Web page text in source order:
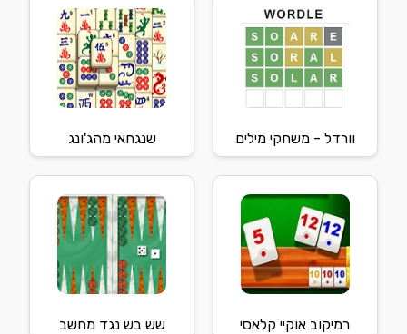
וורדל - משחקי מילים שנגחאי מהג'ונג
רמיקוב אוקיי קלאסי שש בש נגד מחשב